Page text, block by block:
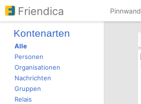
Friendica Pinnwand
Kontenarten
Alle
Personen
Organisationen
Nachrichten
Gruppen
Relais